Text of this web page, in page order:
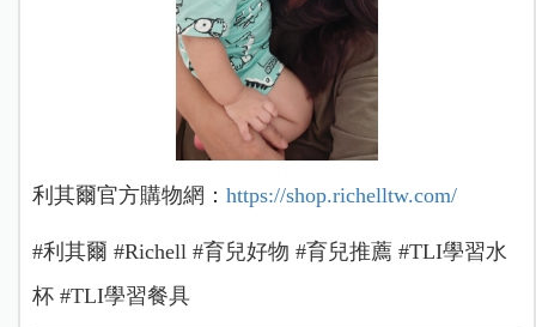
利其爾官方購物網： https://shop.richelltw.com/
#利其爾 #Richell #育兒好物 #育兒推薦 #TLI學習水
杯 #TLI學習餐具